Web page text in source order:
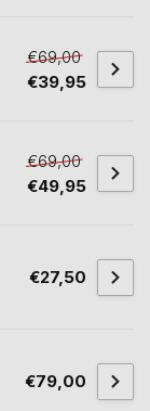
€69,00
€39,95
€69,00
€49,95
€27,50
€79,00